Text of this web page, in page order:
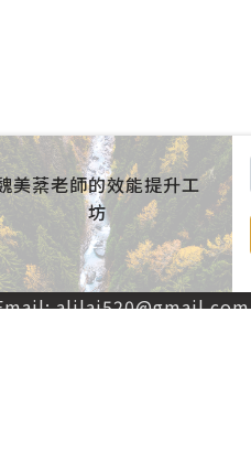
絡我們
alilai520@gmail.com
美棻老師的效能提升工
坊